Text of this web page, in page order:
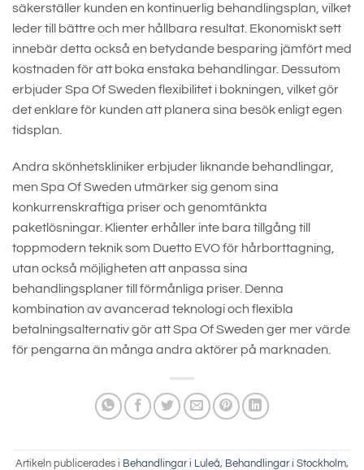
säkerställer kunden en kontinuerlig behandlingsplan, vilket
leder till bättre och mer hållbara resultat. Ekonomiskt sett
innebär detta också en betydande besparing jämfört med
kostnaden för att boka enstaka behandlingar. Dessutom
erbjuder Spa Of Sweden flexibilitet i bokningen, vilket gör
det enklare för kunden att planera sina besök enligt egen
tidsplan.
Andra skönhetskliniker erbjuder liknande behandlingar,
men Spa Of Sweden utmärker sig genom sina
konkurrenskraftiga priser och genomtänkta
paketlösningar. Klienter erhåller inte bara tillgång till
toppmodern teknik som Duetto EVO för hårborttagning,
utan också möjligheten att anpassa sina
behandlingsplaner till förmånliga priser. Denna
kombination av avancerad teknologi och flexibla
betalningsalternativ gör att Spa Of Sweden ger mer värde
för pengarna än många andra aktörer på marknaden.
Artikeln publicerades i Behandlingar i Luleå, Behandlingar i Stockholm,